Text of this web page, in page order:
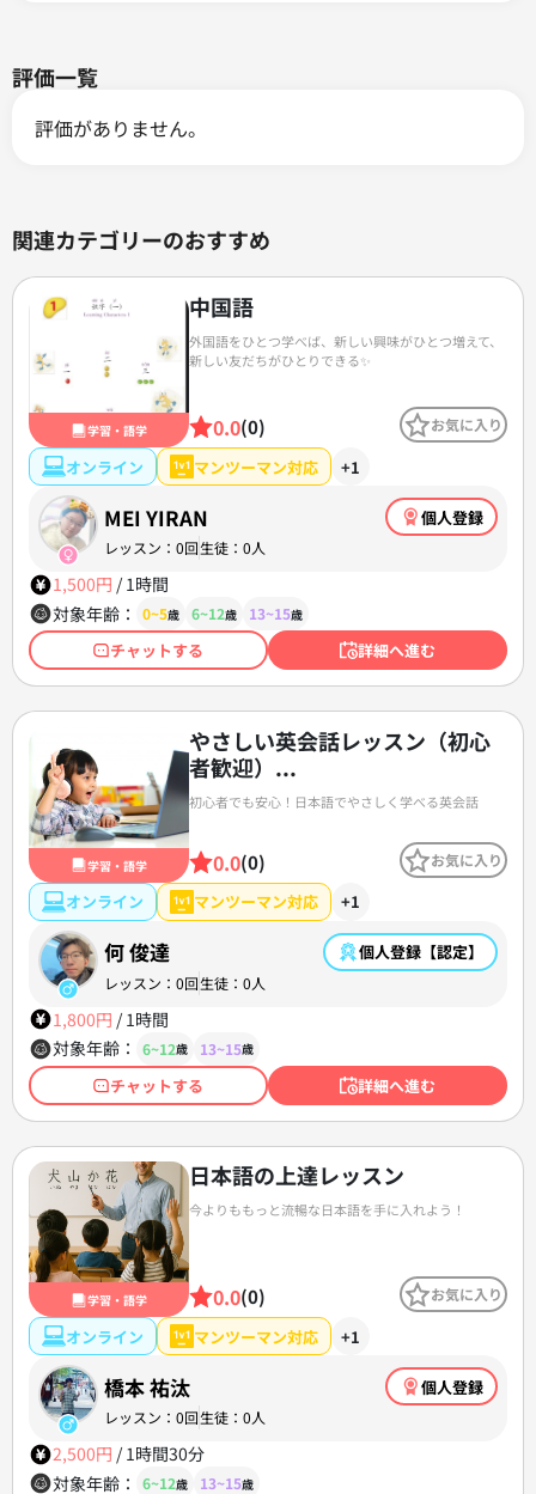
評価一覧
評価がありません。
関連カテゴリーのおすすめ
学習・語学
中国語
外国語をひとつ学べば、新しい興味がひとつ増えて、
新しい友だちがひとりできる✨
0.0(0) お気に入り
オンライン マンツーマン対応 +1
MEI YIRAN 個人登録
レッスン：0回生徒：0人
1,500円 / 1時間
対象年齢：
0~5歳 6~12歳 13~15歳
チャットする 詳細へ進む
学習・語学
やさしい英会話レッスン（初心
者歓迎）...
初心者でも安心！日本語でやさしく学べる英会話
0.0(0) お気に入り
オンライン マンツーマン対応 +1
何 俊達 個人登録【認定】
レッスン：0回生徒：0人
1,800円 / 1時間
対象年齢：
6~12歳 13~15歳
チャットする 詳細へ進む
学習・語学
日本語の上達レッスン
今よりももっと流暢な日本語を手に入れよう！
0.0(0) お気に入り
オンライン マンツーマン対応 +1
橋本 祐汰 個人登録
レッスン：0回生徒：0人
2,500円 / 1時間30分
対象年齢：
6~12歳 13~15歳